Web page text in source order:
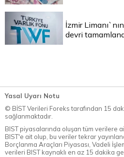
İzmir
devri
Yasal Uyarı Notu
© BİST Verileri Foreks tarafından 15
sağlanmaktadır.
BIST piyasalarında oluşan tüm verilere
BIST'e ait olup, bu veriler tekrar
Borçlanma Araçları Piyasası, Vadeli
verileri BIST kaynaklı en az 15 dakika